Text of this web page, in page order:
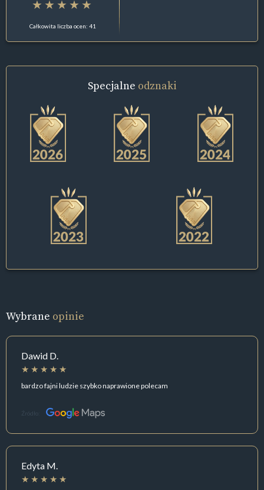
Całkowita liczba ocen: 41
Specjalne odznaki
Wybrane opinie
Dawid D.
bardzo fajni ludzie szybko naprawione polecam
Źródło:
Edyta M.